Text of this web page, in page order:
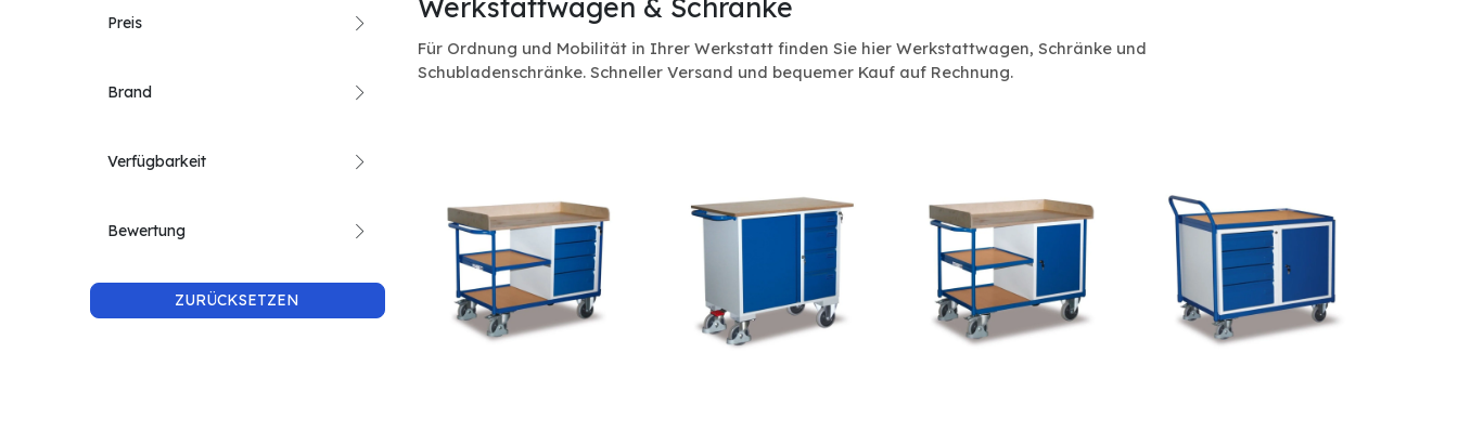
Preis
Brand
Verfügbarkeit
Bewertung
ZURÜCKSETZEN
Werkstattwagen & Schränke
Für Ordnung und Mobilität in Ihrer Werkstatt finden Sie hier Werkstattwagen, Schränke und
Schubladenschränke. Schneller Versand und bequemer Kauf auf Rechnung.